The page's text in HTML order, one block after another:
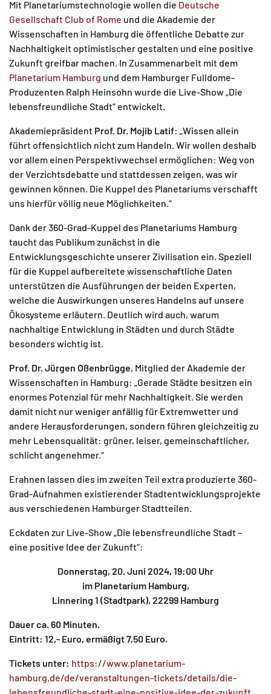
Mit Planetariumstechnologie wollen die Deutsche
Gesellschaft Club of Rome und die Akademie der
Wissenschaften in Hamburg die öffentliche Debatte zur
Nachhaltigkeit optimistischer gestalten und eine positive
Zukunft greifbar machen. In Zusammenarbeit mit dem
Planetarium Hamburg und dem Hamburger Fulldome-
Produzenten Ralph Heinsohn wurde die Live-Show „Die
lebensfreundliche Stadt“ entwickelt.
Akademiepräsident Prof. Dr. Mojib Latif: „Wissen allein
führt offensichtlich nicht zum Handeln. Wir wollen deshalb
vor allem einen Perspektivwechsel ermöglichen: Weg von
der Verzichtsdebatte und stattdessen zeigen, was wir
gewinnen können. Die Kuppel des Planetariums verschafft
uns hierfür völlig neue Möglichkeiten.“
Dank der 360-Grad-Kuppel des Planetariums Hamburg
taucht das Publikum zunächst in die
Entwicklungsgeschichte unserer Zivilisation ein. Speziell
für die Kuppel aufbereitete wissenschaftliche Daten
unterstützen die Ausführungen der beiden Experten,
welche die Auswirkungen unseres Handelns auf unsere
Ökosysteme erläutern. Deutlich wird auch, warum
nachhaltige Entwicklung in Städten und durch Städte
besonders wichtig ist.
Prof. Dr. Jürgen Oßenbrügge, Mitglied der Akademie der
Wissenschaften in Hamburg: „Gerade Städte besitzen ein
enormes Potenzial für mehr Nachhaltigkeit. Sie werden
damit nicht nur weniger anfällig für Extremwetter und
andere Herausforderungen, sondern führen gleichzeitig zu
mehr Lebensqualität: grüner, leiser, gemeinschaftlicher,
schlicht angenehmer.“
Erahnen lassen dies im zweiten Teil extra produzierte 360-
Grad-Aufnahmen existierender Stadtentwicklungsprojekte
aus verschiedenen Hamburger Stadtteilen.
Eckdaten zur Live-Show „Die lebensfreundliche Stadt –
eine positive Idee der Zukunft“:
Donnerstag, 20. Juni 2024, 19:00 Uhr
im Planetarium Hamburg,
Linnering 1 (Stadtpark), 22299 Hamburg
Dauer ca. 60 Minuten.
Eintritt: 12,- Euro, ermäßigt 7,50 Euro.
Tickets unter: https://www.planetarium-
hamburg.de/de/veranstaltungen-tickets/details/die-